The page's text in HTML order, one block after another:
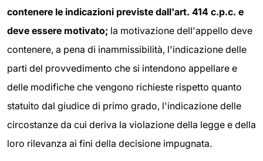
contenere le indicazioni previste dall'art. 414 c.p.c. e
deve essere motivato; la motivazione dell'appello deve
contenere, a pena di inammissibilità, l'indicazione delle
parti del provvedimento che si intendono appellare e
delle modifiche che vengono richieste rispetto quanto
statuito dal giudice di primo grado, l'indicazione delle
circostanze da cui deriva la violazione della legge e della
loro rilevanza ai fini della decisione impugnata.